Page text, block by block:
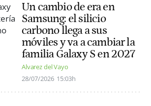
Un cambio de era en
Samsung: el silicio
carbono llega a sus
móviles y va a cambiar la
familia Galaxy S en 2027
Alvarez del Vayo
28/07/2026 15:03h